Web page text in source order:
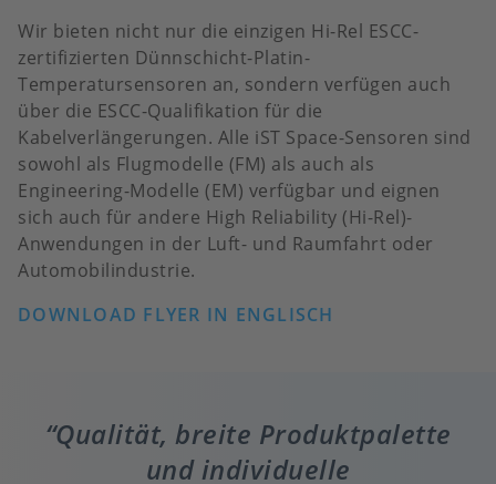
Wir bieten nicht nur die einzigen Hi-Rel ESCC-
zertifizierten Dünnschicht-Platin-
Temperatursensoren an, sondern verfügen auch
über die ESCC-Qualifikation für die
Kabelverlängerungen. Alle iST Space-Sensoren sind
sowohl als Flugmodelle (FM) als auch als
Engineering-Modelle (EM) verfügbar und eignen
sich auch für andere High Reliability (Hi-Rel)-
Anwendungen in der Luft- und Raumfahrt oder
Automobilindustrie.
DOWNLOAD FLYER IN ENGLISCH
Qualität, breite Produktpalette
und individuelle